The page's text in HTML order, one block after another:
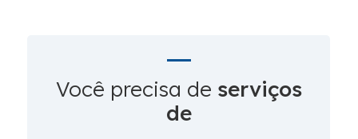
Você precisa de serviços
de